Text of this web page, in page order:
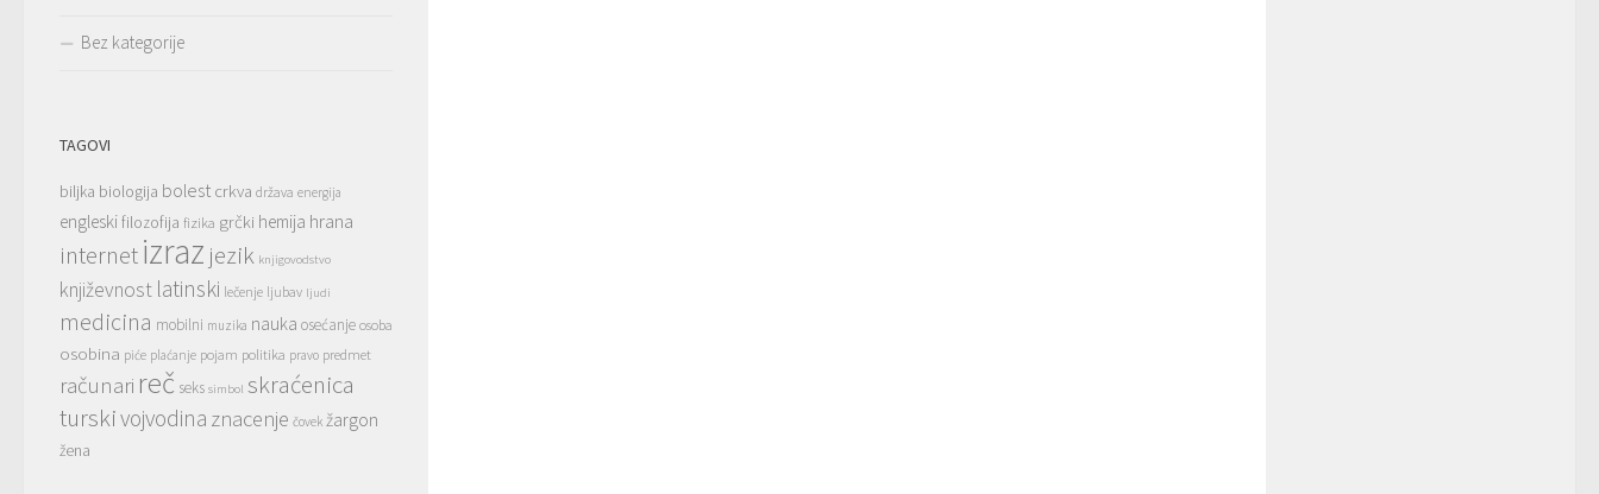
Bez kategorije
TAGOVI
biljka biologija bolest crkva država energija
engleskifilozofija fizika grčki hemija hrana
internetizraz jezik knjigovodstvo
književnost latinski lečenje ljubav ljudi
medicina mobilni muzika nauka osećanje osoba
osobina piće plaćanje pojam politika pravo predmet
računari reč seks simbol skraćenica
turskivojvodina znacenje čovek žargon
žena